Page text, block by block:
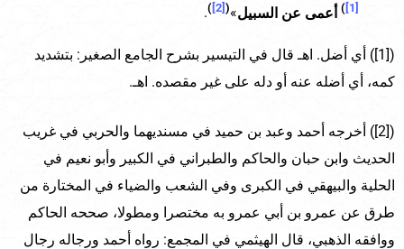
[1]
) أعمى عن السبيل»
(
[2]
)
.
([1]) أي أضل. اهـ قال في التيسير بشرح الجامع الصغير: بتشديد
كمه، أي أضله عنه أو دله على غير مقصده. اهـ.
([2]) أخرجه أحمد وعبد بن حميد في مسنديهما والحربي في غريب
الحديث وابن حبان والحاكم والطبراني في الكبير وأبو نعيم في
الحلية والبيهقي في الكبرى وفي الشعب والضياء في المختارة من
طرق عن عمرو بن أبي عمرو به مختصرا ومطولا، صححه الحاكم
ووافقه الذهبي، قال الهيثمي في المجمع: رواه أحمد ورجاله رجال